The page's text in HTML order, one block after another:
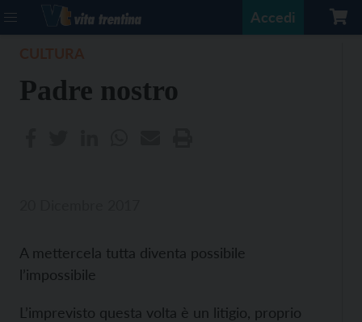
Accedi
Padre nostro
A mettercela tutta diventa possibile
l’impossibile
L’imprevisto questa volta è un litigio, proprio